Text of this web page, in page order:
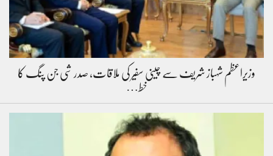
وزیراعظم شہباز شریف سے چینی سفیر کی ملاقات، صدر شی جن پنگ کا
خط…